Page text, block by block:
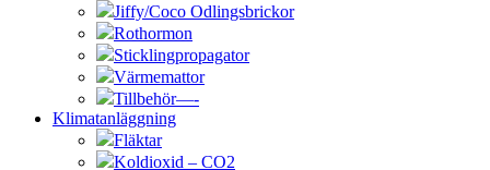
Jiffy/Coco Odlingsbrickor
Rothormon
Sticklingpropagator
Värmemattor
Tillbehör—-
Klimatanläggning
Fläktar
Koldioxid – CO2